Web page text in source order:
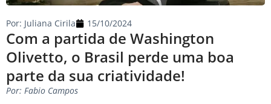
Com a partida de Washington
Olivetto, o Brasil perde uma boa
parte da sua criatividade!
Por: Juliana Cirila 15/10/2024
Por: Fabio Campos